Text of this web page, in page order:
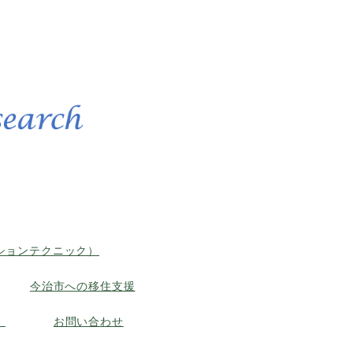
ンテクニック）
今治市への移住支援
お問い合わせ